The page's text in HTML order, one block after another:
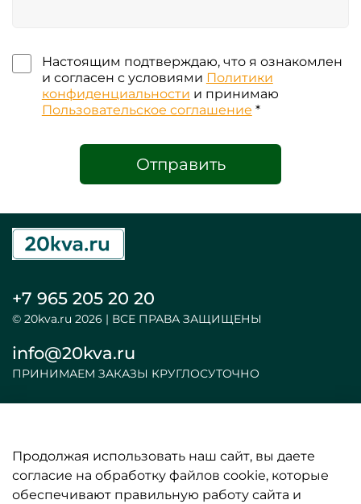
Настоящим подтверждаю, что я ознакомлен
и согласен с условиями Политики
конфиденциальности и принимаю
Пользовательское соглашение *
Отправить
ООО «АКБ и ИБП»
+7 965 205 20 20
© 20kva.ru 2026 | ВСЕ ПРАВА ЗАЩИЩЕНЫ
info@20kva.ru
ПРИНИМАЕМ ЗАКАЗЫ КРУГЛОСУТОЧНО
Продолжая использовать наш сайт, вы даете
согласие на обработку файлов cookie, которые
обеспечивают правильную работу сайта и